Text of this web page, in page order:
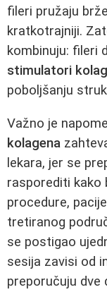
fileri pružaju
kratkotrajniji.
kombinuju: fileri
stimulatori
poboljšanju
Važno je
kolagena
lekara, jer se
rasporediti kako
procedure,
tretiranog
se postigao
sesija zavisi od
preporučuju dve